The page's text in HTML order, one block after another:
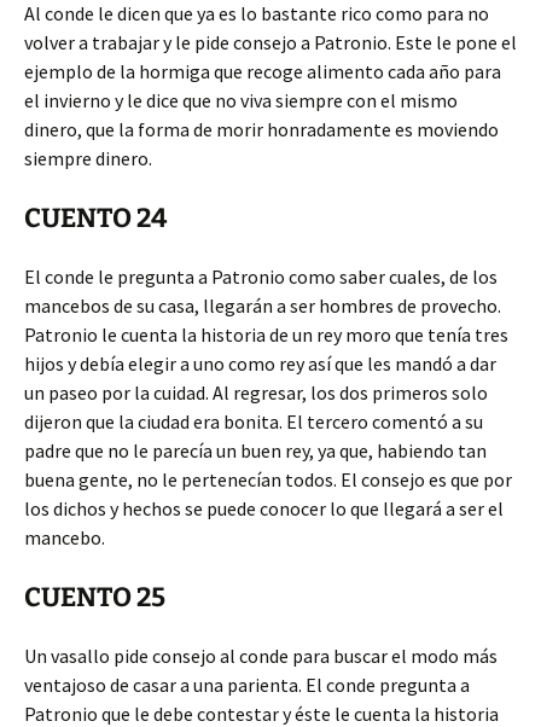
Al conde le dicen que ya es lo bastante rico como para no
volver a trabajar y le pide consejo a Patronio. Este le pone el
ejemplo de la hormiga que recoge alimento cada año para
el invierno y le dice que no viva siempre con el mismo
dinero, que la forma de morir honradamente es moviendo
siempre dinero.
CUENTO 24
El conde le pregunta a Patronio como saber cuales, de los
mancebos de su casa, llegarán a ser hombres de provecho.
Patronio le cuenta la historia de un rey moro que tenía tres
hijos y debía elegir a uno como rey así que les mandó a dar
un paseo por la cuidad. Al regresar, los dos primeros solo
dijeron que la ciudad era bonita. El tercero comentó a su
padre que no le parecía un buen rey, ya que, habiendo tan
buena gente, no le pertenecían todos. El consejo es que por
los dichos y hechos se puede conocer lo que llegará a ser el
mancebo.
CUENTO 25
Un vasallo pide consejo al conde para buscar el modo más
ventajoso de casar a una parienta. El conde pregunta a
Patronio que le debe contestar y éste le cuenta la historia